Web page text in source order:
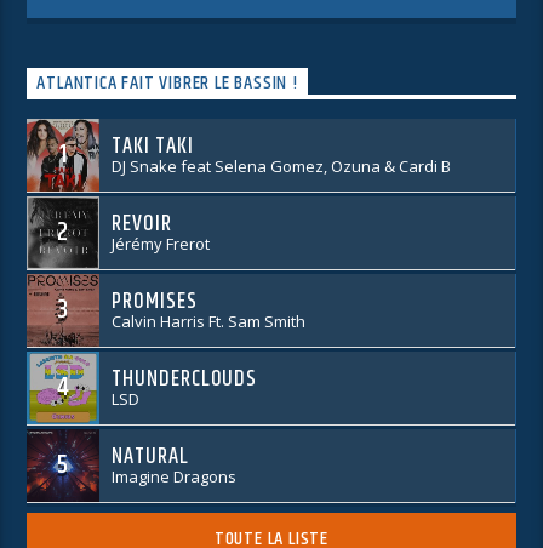
ATLANTICA FAIT VIBRER LE BASSIN !
1 TAKI TAKI
DJ Snake feat Selena Gomez, Ozuna & Cardi B
2 REVOIR
Jérémy Frerot
3 PROMISES
Calvin Harris Ft. Sam Smith
4 THUNDERCLOUDS
LSD
5 NATURAL
Imagine Dragons
TOUTE LA LISTE